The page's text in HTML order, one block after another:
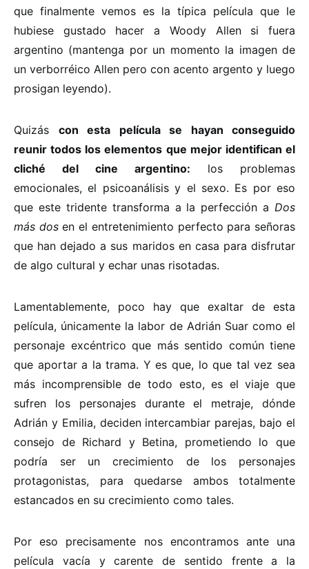
que finalmente vemos es la típica película que le
hubiese gustado hacer a Woody Allen si fuera
argentino (mantenga por un momento la imagen de
un verborréico Allen pero con acento argento y luego
prosigan leyendo).
Quizás con esta película se hayan conseguido
reunir todos los elementos que mejor identifican el
cliché del cine argentino: los problemas
emocionales, el psicoanálisis y el sexo. Es por eso
que este tridente transforma a la perfección a Dos
más dosen el entretenimiento perfecto para señoras
que han dejado a sus maridos en casa para disfrutar
de algo cultural y echar unas risotadas.
Lamentablemente, poco hay que exaltar de esta
película, únicamente la labor de Adrián Suar como el
personaje excéntrico que más sentido común tiene
que aportar a la trama. Y es que, lo que tal vez sea
más incomprensible de todo esto, es el viaje que
sufren los personajes durante el metraje, dónde
Adrián y Emilia, deciden intercambiar parejas, bajo el
consejo de Richard y Betina, prometiendo lo que
podría ser un crecimiento de los personajes
protagonistas, para quedarse ambos totalmente
estancados en su crecimiento como tales.
Por eso precisamente nos encontramos ante una
película vacía y carente de sentido frente a la